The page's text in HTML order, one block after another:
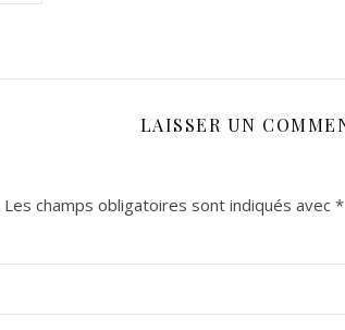
LAISSER UN
Les champs obligatoires sont indiqués avec *